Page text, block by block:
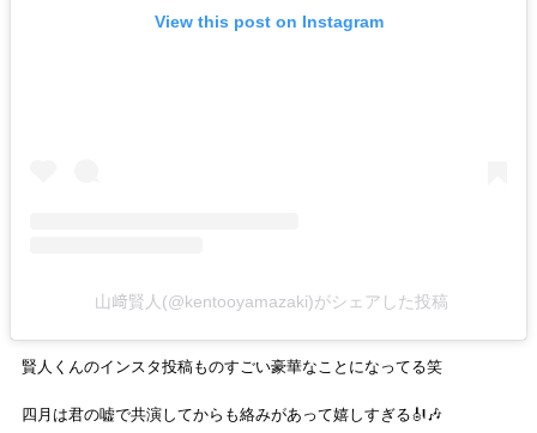
View this post on Instagram
山﨑賢人(@kentooyamazaki)がシェアした投稿
賢人くんのインスタ投稿ものすごい豪華なことになってる笑
四月は君の嘘で共演してからも絡みがあって嬉しすぎる🎻🎶